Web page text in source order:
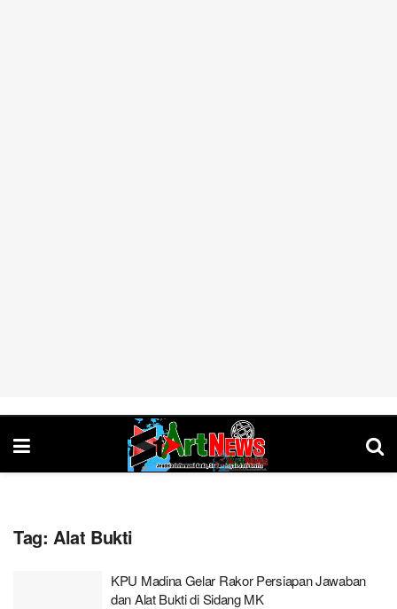
Tag: Alat Bukti
KPU Madina Gelar Rakor Persiapan Jawaban
dan Alat Bukti di Sidang MK